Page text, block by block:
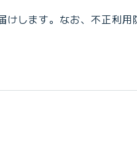
します。なお、不正利